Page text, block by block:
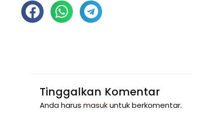
Tinggalkan Komentar
Anda harus masukuntuk berkomentar.